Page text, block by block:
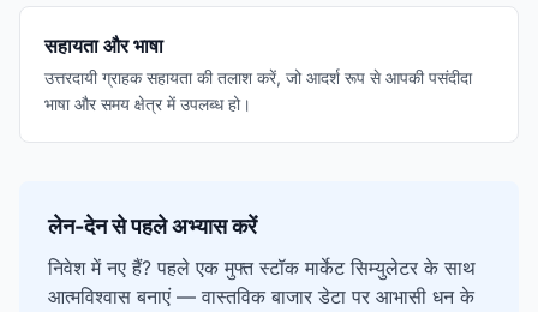
सहायता और भाषा
उत्तरदायी ग्राहक सहायता की तलाश करें, जो आदर्श रूप से आपकी पसंदीदा
भाषा और समय क्षेत्र में उपलब्ध हो।
लेन-देन से पहले अभ्यास करें
निवेश में नए हैं? पहले एक मुफ्त स्टॉक मार्केट सिम्युलेटर के साथ
आत्मविश्वास बनाएं — वास्तविक बाजार डेटा पर आभासी धन के